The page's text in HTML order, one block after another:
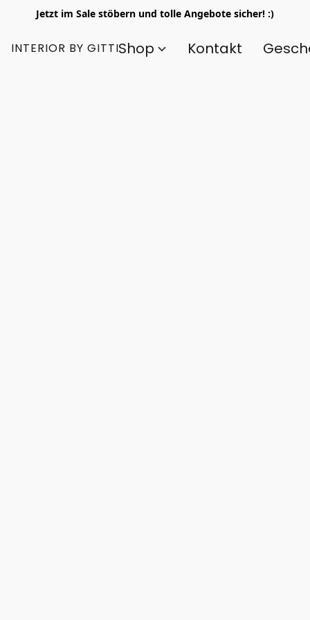
Jetzt im Sale stöbern und tolle Angebote sicher! :)
INTERIOR BY GITTIShop Kontakt